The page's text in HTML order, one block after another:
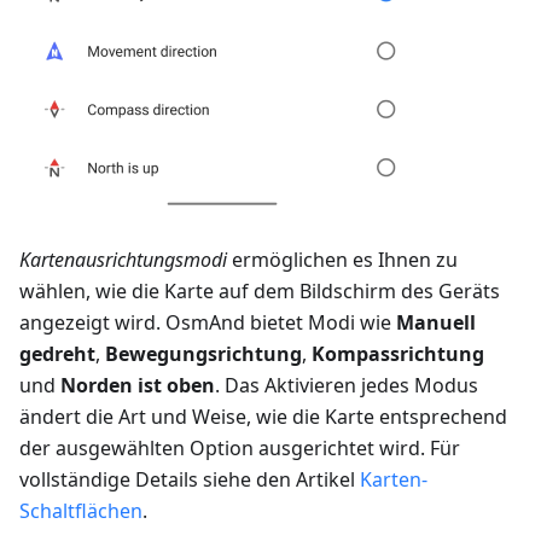
Kartenausrichtungsmodiermöglichen es Ihnen zu
wählen, wie die Karte auf dem Bildschirm des Geräts
angezeigt wird. OsmAnd bietet Modi wie Manuell
gedreht, Bewegungsrichtung, Kompassrichtung
und Norden ist oben. Das Aktivieren jedes Modus
ändert die Art und Weise, wie die Karte entsprechend
der ausgewählten Option ausgerichtet wird. Für
vollständige Details siehe den Artikel Karten-
Schaltflächen.